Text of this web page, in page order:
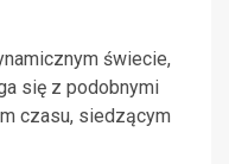
świecie,
się z podobnymi
czasu, siedzącym